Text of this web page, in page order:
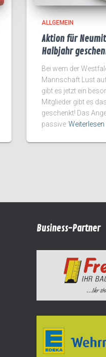
ALLGEMEIN
Aktion für
Halbjahr
Bei wem der
Mannschaft Lust
gibt es jetzt ein
Mitglieder gibt es
geschenkt! Das
passive Weiterlesen
Business-Partner